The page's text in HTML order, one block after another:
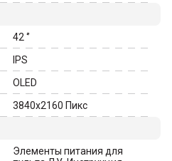
42 ‘’
IPS
OLED
3840x2160 Пикс
Элементы питания для